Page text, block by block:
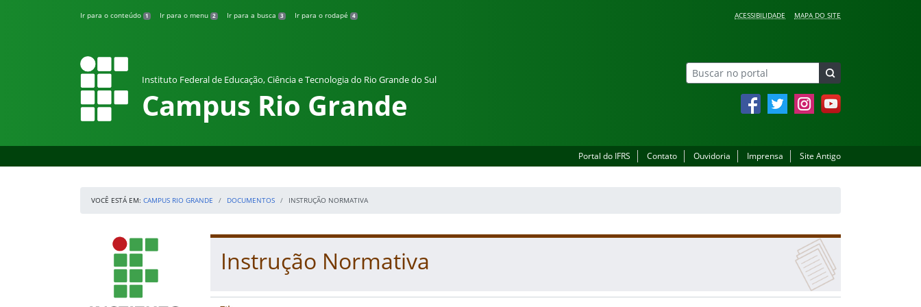
Ir para o conteúdo 1 Ir para o menu 2 Ir para a busca 3 Ir para o rodapé 4 ACESSIBILIDADE MAPA DO SITE
Instituto Federal de Educação, Ciência e Tecnologia do Rio Grande do Sul
Campus Rio Grande Facebook Twitter InstagramYouTube
Portal do IFRS Contato Ouvidoria Imprensa Site Antigo
VOCÊ ESTÁ EM: CAMPUS RIO GRANDE DOCUMENTOS INSTRUÇÃO NORMATIVA
Início da navegação Início do conteúdo
Instrução Normativa